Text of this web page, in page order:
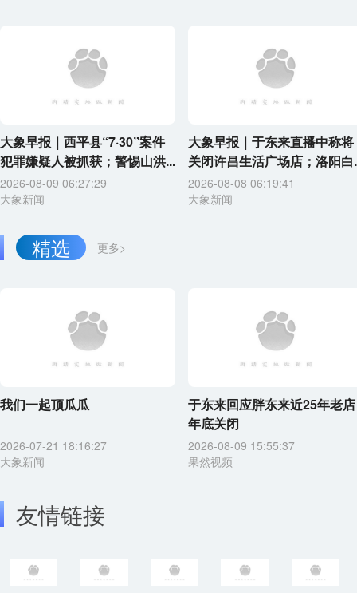
大象早报｜西平县“7·30”案件
犯罪嫌疑人被抓获；警惕山洪...
2026-08-09 06:27:29
大象新闻
大象早报｜于东来直播中称将
关闭许昌生活广场店；洛阳白
2026-08-08 06:19:41
大象新闻
更多>
精选
我们一起顶瓜瓜
2026-07-21 18:16:27
大象新闻
于东来回应胖东来近25年老店
年底关闭
2026-08-09 15:55:37
果然视频
友情链接